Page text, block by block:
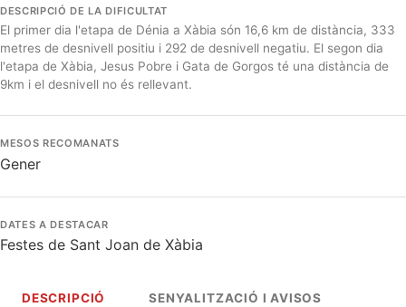
DESCRIPCIÓ DE LA DIFICULTAT
El primer dia l'etapa de Dénia a Xàbia són 16,6 km de distància, 333
metres de desnivell positiu i 292 de desnivell negatiu. El segon dia
l'etapa de Xàbia, Jesus Pobre i Gata de Gorgos té una distància de
9km i el desnivell no és rellevant.
MESOS RECOMANATS
Gener
DATES A DESTACAR
Festes de Sant Joan de Xàbia
DESCRIPCIÓ SENYALITZACIÓ I AVISOS